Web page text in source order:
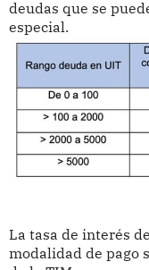
deudas que se
especial.
La tasa de interés
modalidad de pago